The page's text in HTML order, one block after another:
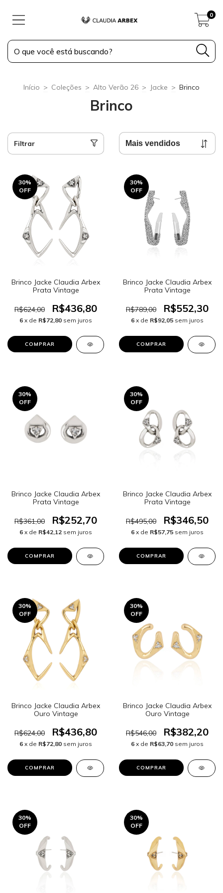
0
Início > Coleções > Alto Verão 26 > Jacke > Brinco
Brinco
Filtrar
30%
OFF
Brinco Jacke Claudia Arbex
Prata Vintage
R$624,00 R$436,80
6 x de R$72,80 sem juros
30%
OFF
Brinco Jacke Claudia Arbex
Prata Vintage
R$789,00 R$552,30
6 x de R$92,05 sem juros
30%
OFF
Brinco Jacke Claudia Arbex
Prata Vintage
R$361,00 R$252,70
6 x de R$42,12 sem juros
30%
OFF
Brinco Jacke Claudia Arbex
Prata Vintage
R$495,00 R$346,50
6 x de R$57,75 sem juros
30%
OFF
Brinco Jacke Claudia Arbex
Ouro Vintage
R$624,00 R$436,80
6 x de R$72,80 sem juros
30%
OFF
Brinco Jacke Claudia Arbex
Ouro Vintage
R$546,00 R$382,20
6 x de R$63,70 sem juros
30%
OFF
30%
OFF